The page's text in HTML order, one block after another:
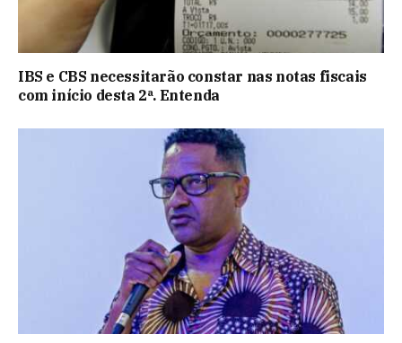
IBS e CBS necessitarão constar nas notas fiscais
com início desta 2ª. Entenda